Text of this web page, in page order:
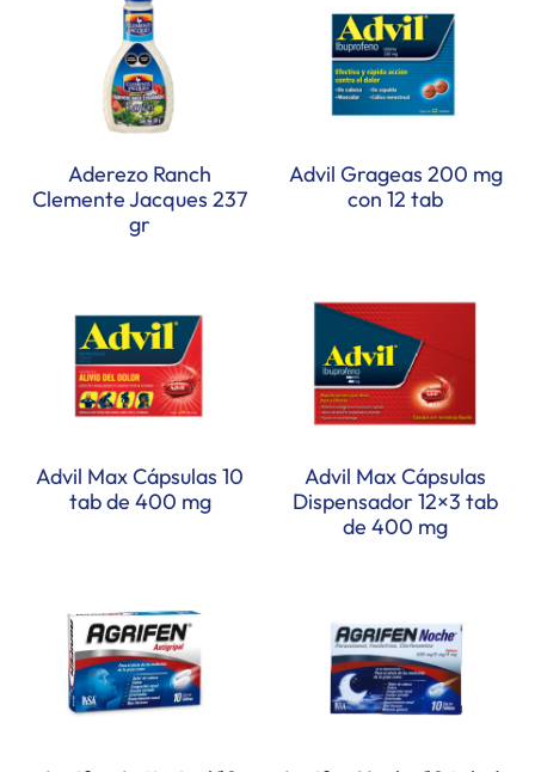
Aderezo Ranch
Clemente Jacques 237
gr
Advil Grageas 200 mg
con 12 tab
Advil Max Cápsulas 10
tab de 400 mg
Advil Max Cápsulas
Dispensador 12×3 tab
de 400 mg